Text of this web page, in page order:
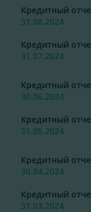
Кредитный
31.08.2024
Кредитный
31.07.2024
Кредитный
30.06.2024
Кредитный
31.05.2024
Кредитный
30.04.2024
Кредитный
31.03.2024